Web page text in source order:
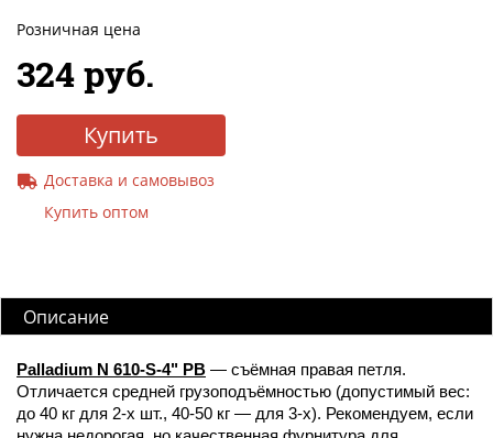
Розничная цена
324 руб.
Купить
Доставка и самовывоз
Купить оптом
Описание
Palladium N 610-S-4" PB — съёмная правая петля.
Отличается средней грузоподъёмностью (допустимый вес:
до 40 кг для 2-х шт., 40-50 кг — для 3-х). Рекомендуем, если